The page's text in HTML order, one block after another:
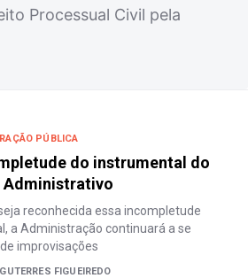
Processual Civil pela
PÚBLICA
do instrumental do
Administrativo
reconhecida essa incompletude
a Administração continuará a se
improvisações
FIGUEIREDO